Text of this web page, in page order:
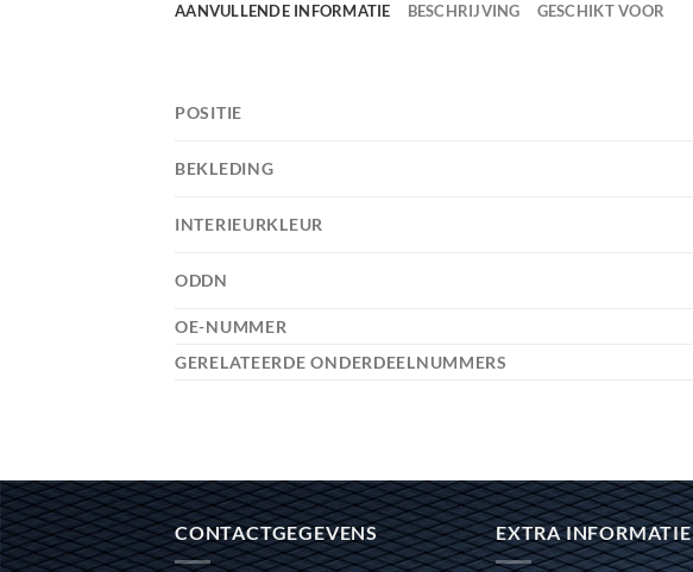
AANVULLENDE INFORMATIE BESCHRIJVING GESCHIKT VOOR
POSITIE
BEKLEDING
INTERIEURKLEUR
ODDN
OE-NUMMER
GERELATEERDE ONDERDEELNUMMERS
CONTACTGEGEVENS EXTRA INFORMATIE